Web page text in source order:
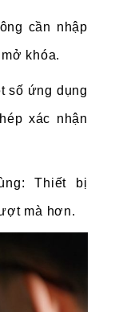
cần nhập
khóa.
số ứng dụng
xác nhận
Thiết bị
mà hơn.